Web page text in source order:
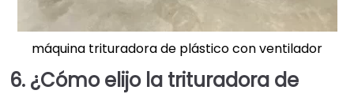
máquina trituradora de plástico con ventilador
6. ¿Cómo elijo la trituradora de